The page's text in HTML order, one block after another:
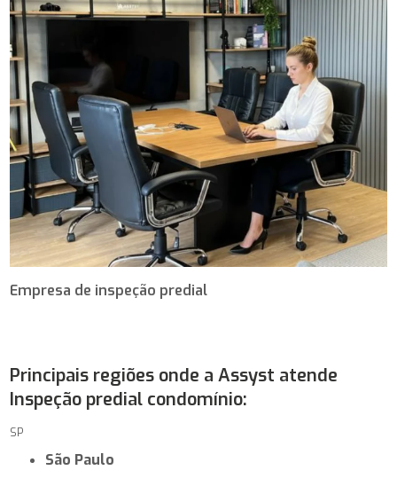
Empresa de inspeção predial
Principais regiões onde a Assyst atende
Inspeção predial condomínio:
SP
São Paulo